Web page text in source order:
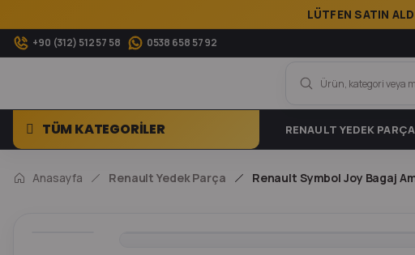
LÜTFEN SATIN
+90 (312) 512 57 58 0538 658 57 92
TÜM KATEGORİLER RENAULT YEDEK PARÇA
Anasayfa Renault Yedek Parça Renault Symbol Joy Bagaj